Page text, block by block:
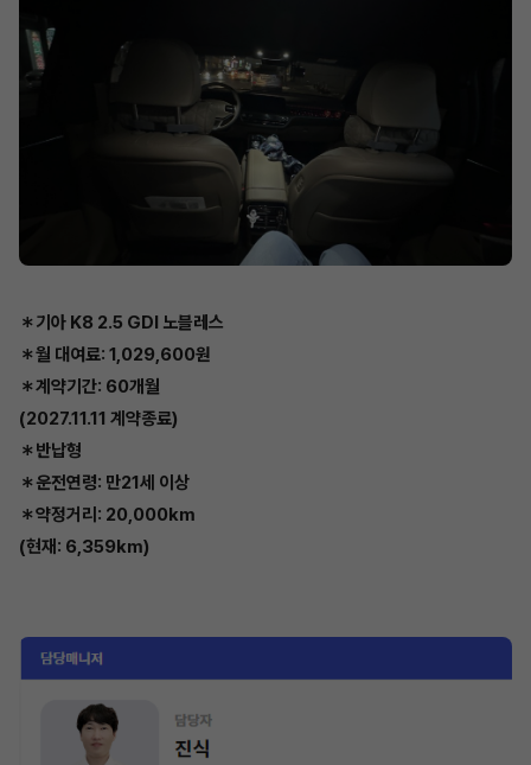
＊기아 K8 2.5 GDI 노블레스
＊월 대여료: 1,029,600원
＊계약기간: 60개월
(2027.11.11 계약종료)
＊반납형
＊운전연령: 만21세 이상
＊약정거리: 20,000km
(현재: 6,359km)